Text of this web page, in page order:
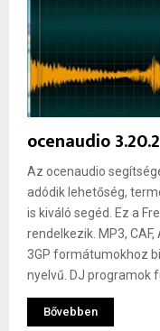
ocenaudio 3.20.2
Az ocenaudio
adódik lehetőség,
is kiváló segéd. Ez a
rendelkezik. MP3, CAF,
3GP formátumokhoz
nyelvű. DJ programok
Bővebben